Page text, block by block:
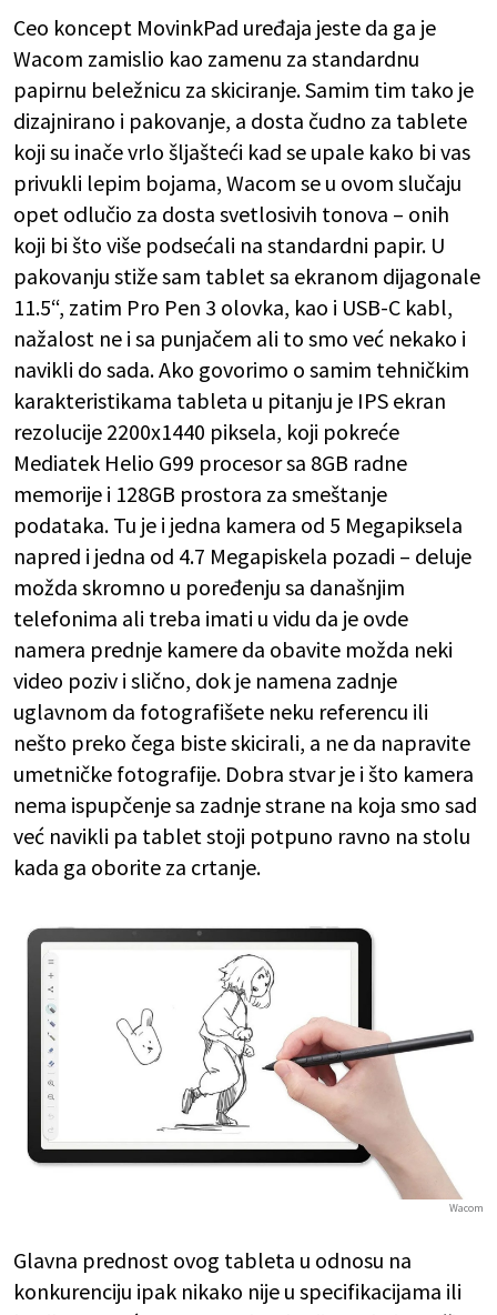
Ceo koncept MovinkPad uređaja jeste da ga je
Wacom zamislio kao zamenu za standardnu
papirnu beležnicu za skiciranje. Samim tim tako je
dizajnirano i pakovanje, a dosta čudno za tablete
koji su inače vrlo šljašteći kad se upale kako bi vas
privukli lepim bojama, Wacom se u ovom slučaju
opet odlučio za dosta svetlosivih tonova – onih
koji bi što više podsećali na standardni papir. U
pakovanju stiže sam tablet sa ekranom dijagonale
11.5“, zatim Pro Pen 3 olovka, kao i USB-C kabl,
nažalost ne i sa punjačem ali to smo već nekako i
navikli do sada. Ako govorimo o samim tehničkim
karakteristikama tableta u pitanju je IPS ekran
rezolucije 2200x1440 piksela, koji pokreće
Mediatek Helio G99 procesor sa 8GB radne
memorije i 128GB prostora za smeštanje
podataka. Tu je i jedna kamera od 5 Megapiksela
napred i jedna od 4.7 Megapiskela pozadi – deluje
možda skromno u poređenju sa današnjim
telefonima ali treba imati u vidu da je ovde
namera prednje kamere da obavite možda neki
video poziv i slično, dok je namena zadnje
uglavnom da fotografišete neku referencu ili
nešto preko čega biste skicirali, a ne da napravite
umetničke fotografije. Dobra stvar je i što kamera
nema ispupčenje sa zadnje strane na koja smo sad
već navikli pa tablet stoji potpuno ravno na stolu
kada ga oborite za crtanje.
Wacom
Glavna prednost ovog tableta u odnosu na
konkurenciju ipak nikako nije u specifikacijama ili